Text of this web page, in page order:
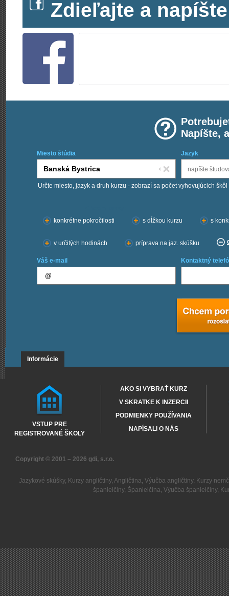
Zdieľajte a
Napíšte,
Miesto štúdia Jazyk
Určte miesto, jazyk a druh kurzu - zobrazí sa počet vyhovujúcich škôl
konkrétne pokročilosti
s dĺžkou kurzu s
v určitých hodinách príprava na jaz. skúšku
Váš e-mail Kontaktný
Informácie
VSTUP PRE
REGISTROVANÉ ŠKOLY
AKO SI VYBRAŤ KURZ
V SKRATKE K INZERCII
PODMIENKY POUŽÍVANIA
NAPÍSALI O NÁS
Copyright © 2001 – 2026 gdi, s.r.o.
Jazykové skúšky, Kurzy angličtiny, Angličtina, Výučba angličtiny, Kurzy
španielčiny, Španielčina, Výučba španielčiny,